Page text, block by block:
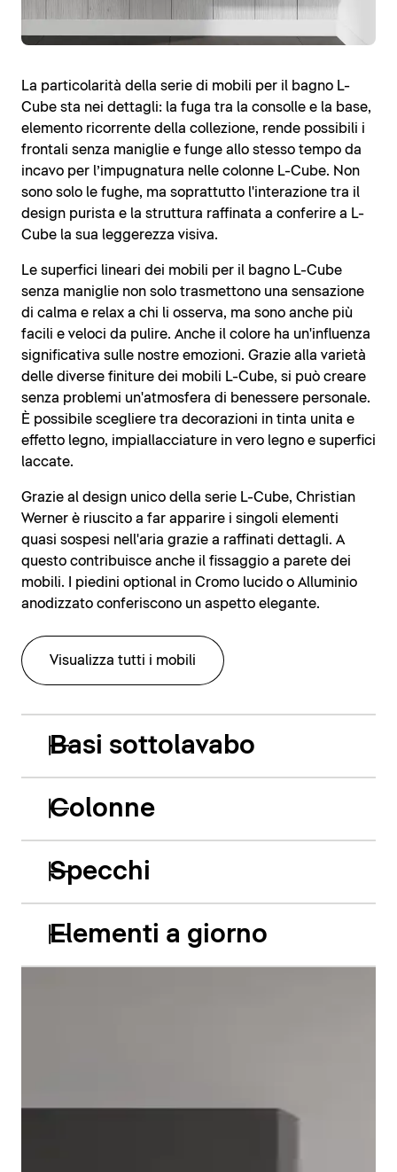
La particolarità della serie di mobili per il bagno L-
Cube sta nei dettagli: la fuga tra la consolle e la base,
elemento ricorrente della collezione, rende possibili i
frontali senza maniglie e funge allo stesso tempo da
incavo per l’impugnatura nelle colonne L-Cube. Non
sono solo le fughe, ma soprattutto l'interazione tra il
design purista e la struttura raffinata a conferire a L-
Cube la sua leggerezza visiva.
Le superfici lineari dei mobili per il bagno L-Cube
senza maniglie non solo trasmettono una sensazione
di calma e relax a chi li osserva, ma sono anche più
facili e veloci da pulire. Anche il colore ha un'influenza
significativa sulle nostre emozioni. Grazie alla varietà
delle diverse finiture dei mobili L-Cube, si può creare
senza problemi un'atmosfera di benessere personale.
È possibile scegliere tra decorazioni in tinta unita e
effetto legno, impiallacciature in vero legno e superfici
laccate.
Grazie al design unico della serie L-Cube, Christian
Werner è riuscito a far apparire i singoli elementi
quasi sospesi nell'aria grazie a raffinati dettagli. A
questo contribuisce anche il fissaggio a parete dei
mobili. I piedini optional in Cromo lucido o Alluminio
anodizzato conferiscono un aspetto elegante.
Visualizza tutti i mobili
Basi sottolavabo
Colonne
Specchi
Elementi a giorno